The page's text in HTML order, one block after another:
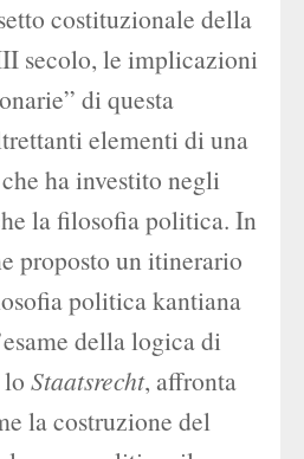
costituzionale della
secolo, le implicazioni
di questa
elementi di una
che ha investito negli
la filosofia politica. In
proposto un itinerario
politica kantiana
della logica di
Staatsrecht, affronta
la costruzione del